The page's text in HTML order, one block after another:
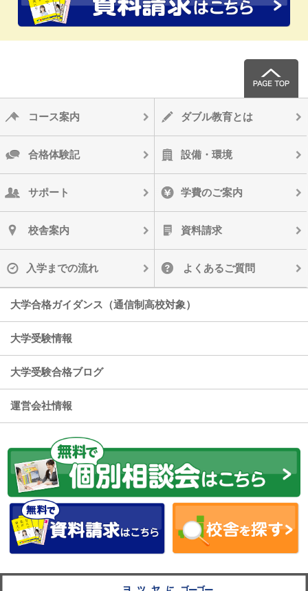
コース案内 ダブル教育とは
合格体験記 設備・環境
サポート 学費のご案内
校舎案内 資料請求
入学までの流れ よくあるご質問
大学合格ガイダンス（通信制高校対象）
大学受験情報
大学受験合格ブログ
運営会社情報